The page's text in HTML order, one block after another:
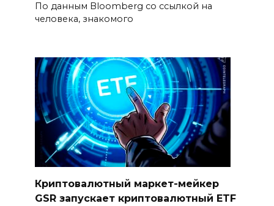
По данным Bloomberg со ссылкой на
человека, знакомого
Криптовалютный маркет-мейкер
GSR запускает криптовалютный ETF